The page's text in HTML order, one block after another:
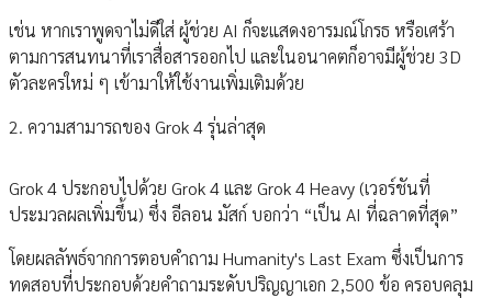
เช่น หากเราพูดจาไม่ดีใส่ ผู้ช่วย AI ก็จะแสดงอารมณ์โกรธ หรือเศร้า
ตามการสนทนาที่เราสื่อสารออกไป และในอนาคตก็อาจมีผู้ช่วย 3D
ตัวละครใหม่ ๆ เข้ามาให้ใช้งานเพิ่มเติมด้วย
2. ความสามารถของ Grok 4 รุ่นล่าสุด
Grok 4 ประกอบไปด้วย Grok 4 และ Grok 4 Heavy (เวอร์ชันที่
ประมวลผลเพิ่มขึ้น) ซึ่ง อีลอน มัสก์ บอกว่า “เป็น AI ที่ฉลาดที่สุด”
โดยผลลัพธ์จากการตอบคำถาม Humanity's Last Exam ซึ่งเป็นการ
ทดสอบที่ประกอบด้วยคำถามระดับปริญญาเอก 2,500 ข้อ ครอบคลุม